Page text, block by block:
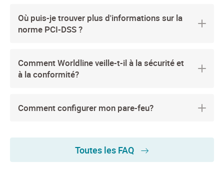
Où puis-je trouver plus d'informations sur la
norme PCI-DSS ?
Comment Worldline veille-t-il à la sécurité et
à la conformité?
Comment configurer mon pare-feu?
Toutes les FAQ